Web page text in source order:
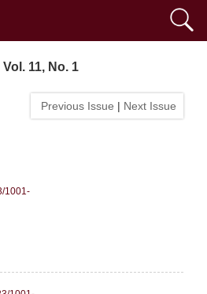
Vol. 11, No. 1
Previous Issue | Next Issue
1001-